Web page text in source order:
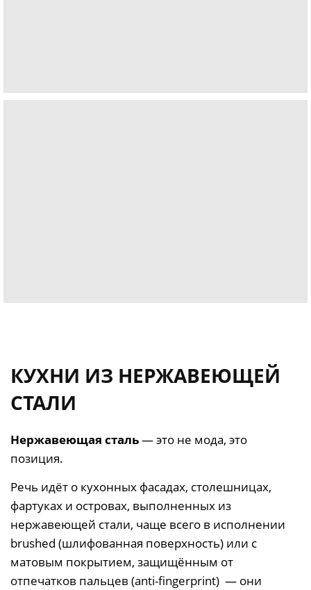
КУХНИ ИЗ НЕРЖАВЕЮЩЕЙ
СТАЛИ
Нержавеющая сталь— это не мода, это
позиция.
Речь идёт о кухонных фасадах, столешницах,
фартуках и островах, выполненных из
нержавеющей стали, чаще всего в исполнении
brushed (шлифованная поверхность) или с
матовым покрытием, защищённым от
отпечатков пальцев (anti-fingerprint) — они